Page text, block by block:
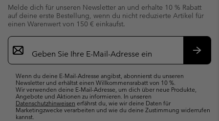
Melde dich für unseren Newsletter an und erhalte 10 % Rabatt
auf deine erste Bestellung, wenn du nicht reduzierte Artikel für
einen Warenwert von 150 € einkaufst.
Newsletter-
Anmeldung
Wenn du deine E-Mail-Adresse angibst, abonnierst du unseren
Newsletter und erhältst einen Willkommensrabatt von 10 %.
Wir verwenden deine E-Mail-Adresse, um dich über neue Produkte,
Angebote und Aktionen zu informieren. In unseren
Datenschutzhinweisen erfährst du, wie wir deine Daten für
Marketingzwecke verarbeiten und wie du deine Zustimmung widerrufen
kannst.